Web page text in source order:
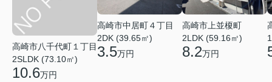
高崎市八千代町１丁目
2SLDK (73.10㎡)
10.6万円
高崎市中居町４丁目
2DK (39.65㎡)
3.5万円
高崎市上並榎町
2LDK (59.16㎡)
8.2万円